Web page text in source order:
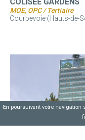
COLISÉE GARDENS
MOE, OPC / Tertiaire
Courbevoie (Hauts-de-
En poursuivant votre